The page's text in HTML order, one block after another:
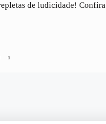
de ludicidade! Confira